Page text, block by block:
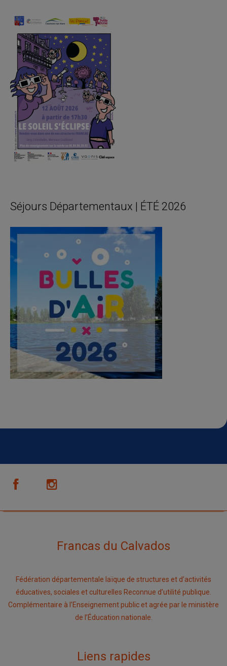
Séjours Départementaux | ÉTÉ 2026
Francas du Calvados
Fédération départementale laïque de structures et d’activités
éducatives, sociales et culturelles Reconnue d’utilité publique.
Complémentaire à l’Enseignement public et agrée par le ministère
de l’Éducation nationale.
Liens rapides